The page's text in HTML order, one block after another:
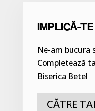
IMPLICĂ-TE
Ne-am bucura
Completează
Biserica Betel
CĂTRE